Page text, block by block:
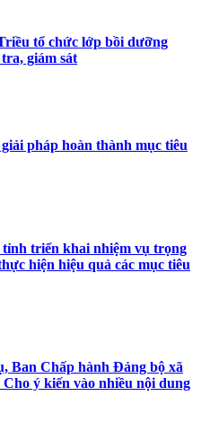
tổ chức lớp bồi dưỡng
giám sát
pháp hoàn thành mục tiêu
triển khai nhiệm vụ trọng
hiện hiệu quả các mục tiêu
Ban Chấp hành Đảng bộ xã
ý kiến vào nhiều nội dung